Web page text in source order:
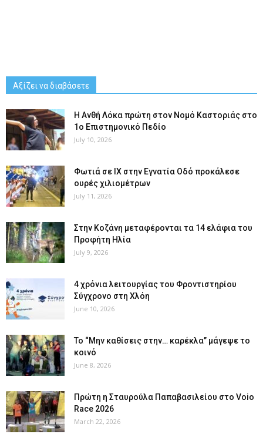
Αξίζει να διαβάσετε
Η Ανθή Λόκα πρώτη στον Νομό Καστοριάς στο
1ο Επιστημονικό Πεδίο
July 10, 2026
Φωτιά σε ΙΧ στην Εγνατία Οδό προκάλεσε
ουρές χιλιομέτρων
July 11, 2026
Στην Κοζάνη μεταφέρονται τα 14 ελάφια του
Προφήτη Ηλία
July 9, 2026
4 χρόνια λειτουργίας του Φροντιστηρίου
Σύγχρονο στη Χλόη
June 10, 2026
Το “Μην καθίσεις στην… καρέκλα” μάγεψε το
κοινό
June 8, 2026
Πρώτη η Σταυρούλα Παπαβασιλείου στο Voio
Race 2026
March 22, 2026